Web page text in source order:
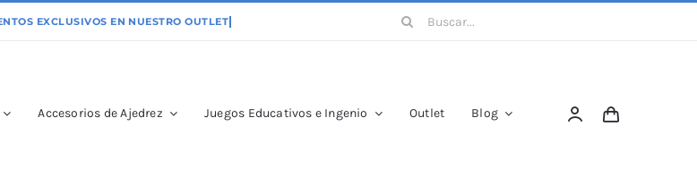
Buscar:
Accesorios de Ajedrez Juegos Educativos e Ingenio Outlet Blog